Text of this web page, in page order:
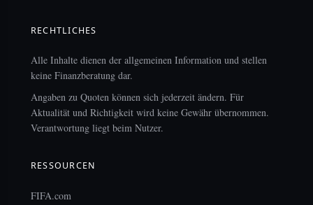
RECHTLICHES
Alle Inhalte dienen der allgemeinen Information und stellen
keine Finanzberatung dar.
Angaben zu Quoten können sich jederzeit ändern. Für
Aktualität und Richtigkeit wird keine Gewähr übernommen.
Verantwortung liegt beim Nutzer.
RESSOURCEN
FIFA.com